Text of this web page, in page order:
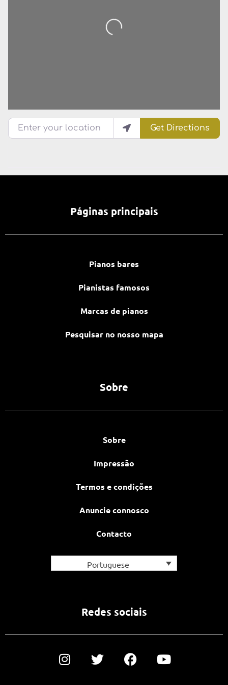
Enter your location
Get Directions
Páginas principais
Pianos bares
Pianistas famosos
Marcas de pianos
Pesquisar no nosso mapa
Sobre
Sobre
Impressão
Termos e condições
Anuncie connosco
Contacto
Portuguese
Redes sociais